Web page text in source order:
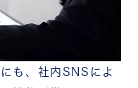
も、社内SNSによ